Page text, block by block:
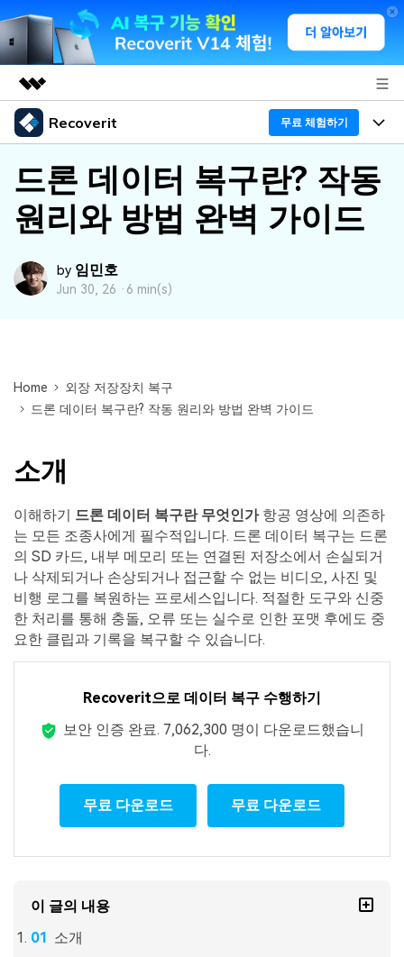
주요 제품
유틸리티
비즈니스
개요
솔루션
회사 소개
뉴스룸
Recoverit 무료 체험하기
프로그램
Recoverit - Windows 버전
Recoverit - Mac 버전
Mac 시스템에서 무제한 데이터 복구
리커버릿 무료 버전
분실/삭제된 데이터 무료 복구
무료 체험
기타 프로그램
기능
리커버릿 모든 기능 확인하기
복구 Tips
손상된 파일 복구
삭제된 미디어 복구
데이터 손실 시나리오
모든 기능 확인하기
다운로드 로그인
search
드론 데이터 복구란? 작동
원리와 방법 완벽 가이드
by 임민호
Jun 30, 26 · 6 min(s)
Home
외장 저장장치 복구
드론 데이터 복구란? 작동 원리와 방법 완벽 가이드
소개
이해하기 드론 데이터 복구란 무엇인가항공 영상에 의존하
는 모든 조종사에게 필수적입니다. 드론 데이터 복구는 드론
의 SD 카드, 내부 메모리 또는 연결된 저장소에서 손실되거
나 삭제되거나 손상되거나 접근할 수 없는 비디오, 사진 및
비행 로그를 복원하는 프로세스입니다. 적절한 도구와 신중
한 처리를 통해 충돌, 오류 또는 실수로 인한 포맷 후에도 중
요한 클립과 기록을 복구할 수 있습니다.
Recoverit으로 데이터 복구 수행하기
보안 인증 완료. 7,062,304 명이 다운로드했습니
다.
무료 다운로드 무료 다운로드
이 글의 내용
소개